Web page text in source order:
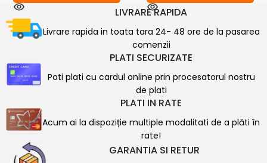
LIVRARE RAPIDA
Livrare rapida in toata tara 24- 48 ore de la pasarea
comenzii
PLATI SECURIZATE
Poti plati cu cardul online prin procesatorul nostru
de plati
PLATI IN RATE
Acum ai la dispoziție multiple modalitati de a plăti în
rate!
GARANTIA SI RETUR